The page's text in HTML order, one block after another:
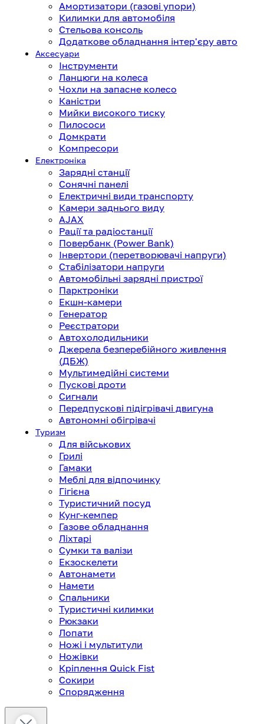
Амортизатори (газові упори)
Килимки для автомобіля
Стельова консоль
Додаткове обладнання інтер'єру авто
Аксесуари
Інструменти
Ланцюги на колеса
Чохли на запасне колесо
Каністри
Мийки високого тиску
Пилососи
Домкрати
Компресори
Електроніка
Зарядні станції
Сонячні панелі
Електричні види транспорту
Камери заднього виду
AJAX
Рації та радіостанції
Повербанк (Power Bank)
Інвертори (перетворювачі напруги)
Стабілізатори напруги
Автомобільні зарядні пристрої
Парктроніки
Екшн-камери
Генератор
Реєстратори
Автохолодильники
Джерела безперебійного живлення
(ДБЖ)
Мультимедійні системи
Пускові дроти
Сигнали
Передпускові підігрівачі двигуна
Автономні обігрівачі
Туризм
Для військових
Грилі
Гамаки
Меблі для відпочинку
Гігієна
Туристичний посуд
Кунг-кемпер
Газове обладнання
Ліхтарі
Сумки та валізи
Екзоскелети
Автонамети
Намети
Спальники
Туристичні килимки
Рюкзаки
Лопати
Ножі і мультитули
Ножівки
Кріплення Quick Fist
Сокири
Спорядження